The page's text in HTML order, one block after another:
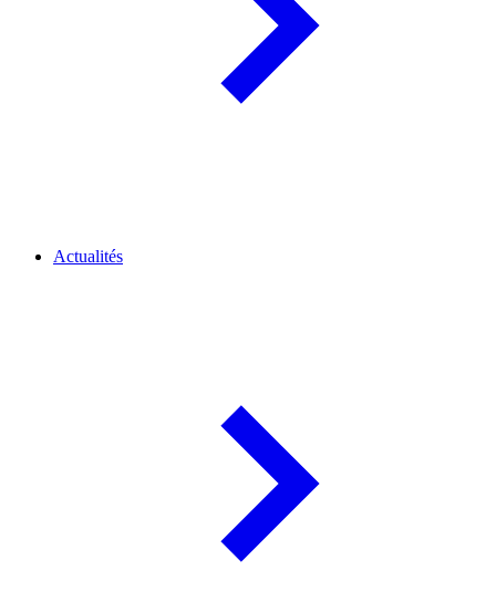
Actualités